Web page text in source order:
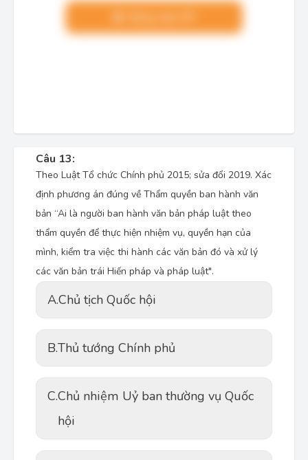
Câu 13:
Theo Luật Tổ chức Chính phủ 2015; sửa đổi 2019. Xác
định phương án đúng về Thẩm quyền ban hành văn
bản “Ai là người ban hành văn bản pháp luật theo
thẩm quyền để thực hiện nhiệm vụ, quyền hạn của
mình, kiểm tra việc thi hành các văn bản đó và xử lý
các văn bản trái Hiến pháp và pháp luật".
A.Chủ tịch Quốc hội
B.Thủ tướng Chính phủ
C.Chủ nhiệm Uỷ ban thường vụ Quốc
hội